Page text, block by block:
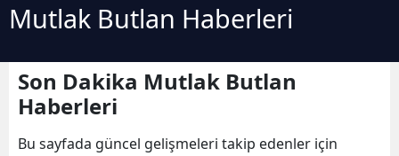
Mutlak Butlan Haberleri
Son Dakika Mutlak Butlan
Haberleri
Bu sayfada güncel gelişmeleri takip edenler için